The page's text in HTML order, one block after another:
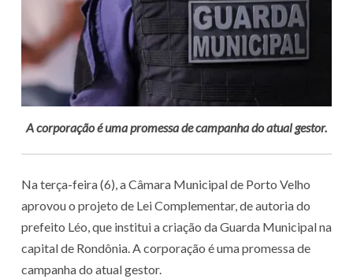
A corporação é uma promessa de campanha do atual gestor.
Na terça-feira (6), a Câmara Municipal de Porto Velho
aprovou o projeto de Lei Complementar, de autoria do
prefeito Léo, que institui a criação da Guarda Municipal na
capital de Rondônia. A corporação é uma promessa de
campanha do atual gestor.